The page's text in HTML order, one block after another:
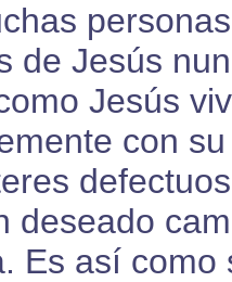
de Jesús
Jesús
con
deseado
Es así como